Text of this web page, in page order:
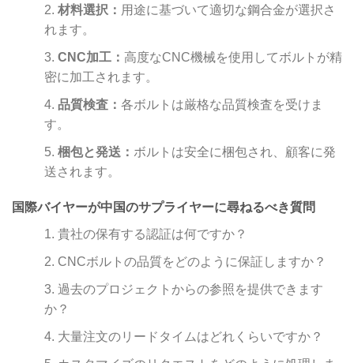
材料選択： 用途に基づいて適切な鋼合金が選択さ
れます。
CNC加工： 高度なCNC機械を使用してボルトが精
密に加工されます。
品質検査： 各ボルトは厳格な品質検査を受けま
す。
梱包と発送： ボルトは安全に梱包され、顧客に発
送されます。
国際バイヤーが中国のサプライヤーに尋ねるべき質問
貴社の保有する認証は何ですか？
CNCボルトの品質をどのように保証しますか？
過去のプロジェクトからの参照を提供できます
か？
大量注文のリードタイムはどれくらいですか？